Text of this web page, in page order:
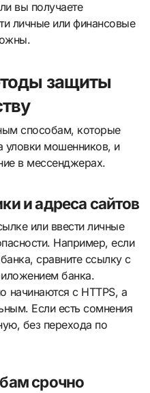
вы получаете
личные или финансовые
защиты
способам, которые
уловки мошенников, и
в мессенджерах.
и адреса сайтов
или ввести личные
Например, если
сравните ссылку с
банка.
начинаются с HTTPS, а
Если есть сомнения
без перехода по
срочно